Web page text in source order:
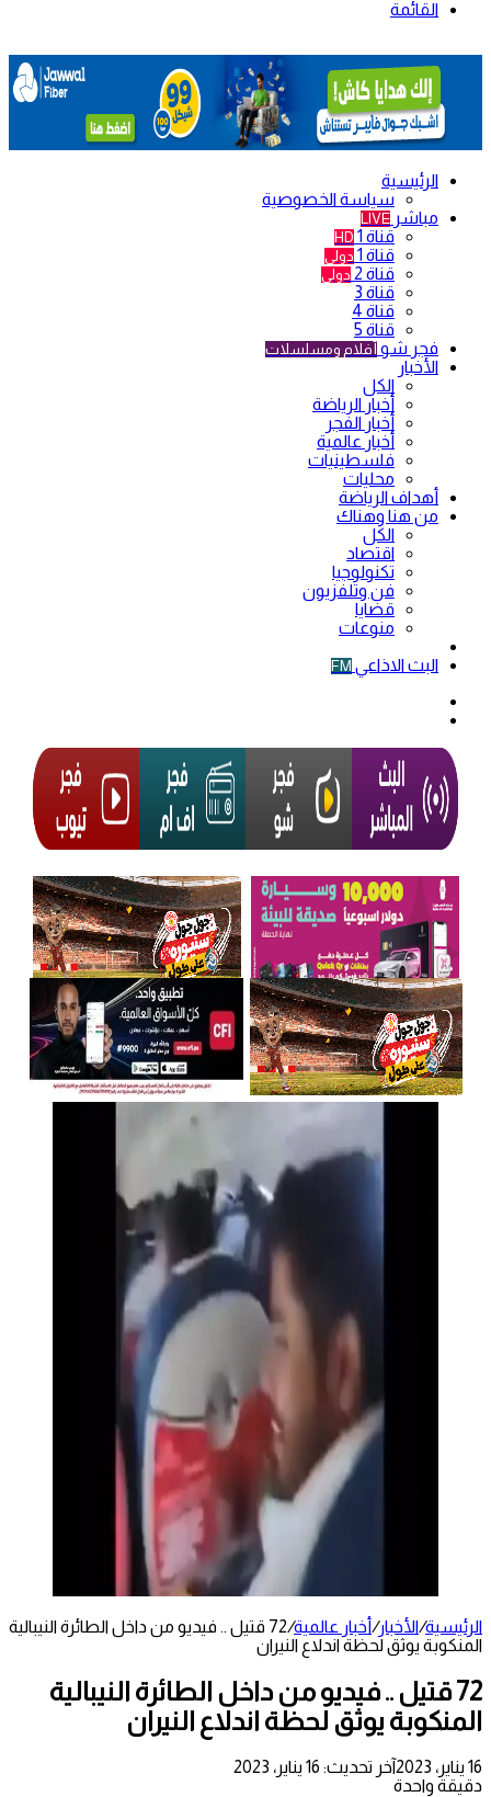
القائمة
الرئيسية
سياسة الخصوصية
مباشر LIVE
قناة 1 HD
قناة 1 دولي
قناة 2 دولي
قناة 3
قناة 4
قناة 5
فجر شو أفلام ومسلسلات
الأخبار
الكل
أخبار الرياضة
أخبار الفجر
أخبار عالمية
فلسطينيات
محليات
أهداف الرياضة
من هنا وهناك
الكل
اقتصاد
تكنولوجيا
فن وتلفزيون
قضايا
منوعات
البث الاذاعي FM
الرئيسية/الأخبار/أخبار عالمية/
72 قتيل .. فيديو من داخل الطائرة النيبالية
المنكوبة يوثق لحظة اندلاع النيران
72 قتيل .. فيديو من داخل الطائرة النيبالية
المنكوبة يوثق لحظة اندلاع النيران
16 يناير، 2023
آخر تحديث: 16 يناير، 2023
دقيقة واحدة